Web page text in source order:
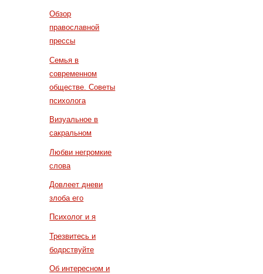
Обзор
православной
прессы
Семья в
современном
обществе. Советы
психолога
Визуальное в
сакральном
Любви негромкие
слова
Довлеет дневи
злоба его
Психолог и я
Трезвитесь и
бодрствуйте
Об интересном и